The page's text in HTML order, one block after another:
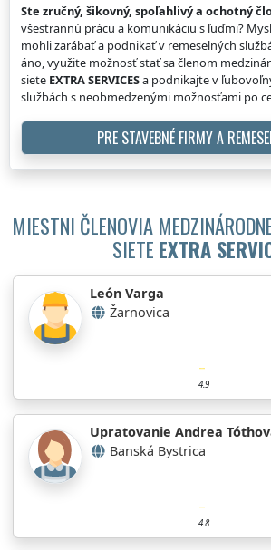
Ste zručný, šikovný, spoľahlivý a ochotný
všestrannú prácu a komunikáciu s ľuďmi?
mohli zarábať a podnikať v remeselných
áno, využite možnosť stať sa členom
siete EXTRA SERVICESa podnikajte v
službách s neobmedzenými možnosťami po
PRE STAVEBNÉ FIRMY A
MIESTNI ČLENOVIA
SIETE EXTRA
León Varga
Žarnovica
4.9
Upratovanie Andrea
Banská Bystrica
4.8